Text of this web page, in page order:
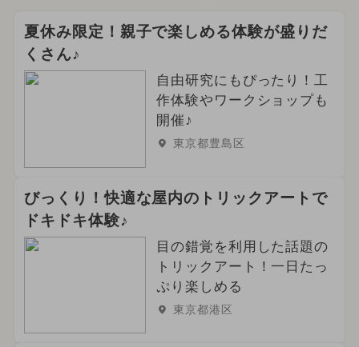
夏休み限定！親子で楽しめる体験が盛りだ
くさん♪
自由研究にもぴったり！工
作体験やワークショップも
開催♪
東京都豊島区
びっくり！快適な屋内のトリックアートで
ドキドキ体験♪
目の錯覚を利用した話題の
トリックアート！一日たっ
ぷり楽しめる
東京都港区